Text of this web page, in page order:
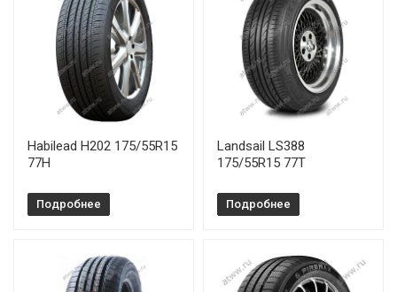
Habilead H202 175/55R15
77H
Подробнее
Landsail LS388
175/55R15 77T
Подробнее